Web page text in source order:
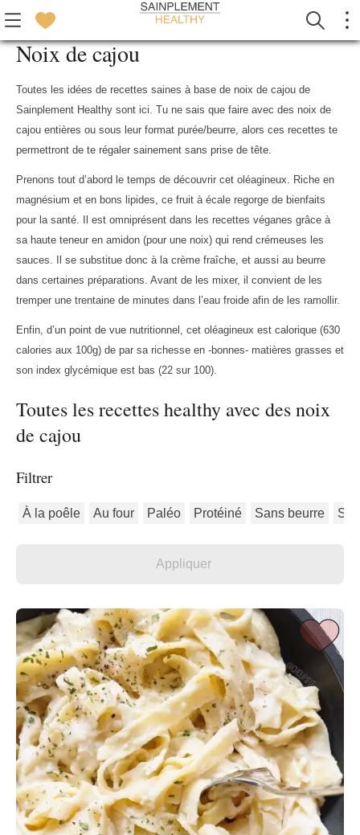
Noix de cajou
Toutes les idées de recettes saines à base de noix de cajou de
Sainplement Healthy sont ici. Tu ne sais que faire avec des noix de
cajou entières ou sous leur format purée/beurre, alors ces recettes te
permettront de te régaler sainement sans prise de tête.
Prenons tout d’abord le temps de découvrir cet oléagineux. Riche en
magnésium et en bons lipides, ce fruit à écale regorge de bienfaits
pour la santé. Il est omniprésent dans les recettes véganes grâce à
sa haute teneur en amidon (pour une noix) qui rend crémeuses les
sauces. Il se substitue donc à la crème fraîche, et aussi au beurre
dans certaines préparations. Avant de les mixer, il convient de les
tremper une trentaine de minutes dans l’eau froide afin de les ramollir.
Enfin, d’un point de vue nutritionnel, cet oléagineux est calorique (630
calories aux 100g) de par sa richesse en -bonnes- matières grasses et
son index glycémique est bas (22 sur 100).
Toutes les recettes healthy avec des noix
de cajou
Filtrer
À la poêle Au four Paléo Protéiné Sans beurre